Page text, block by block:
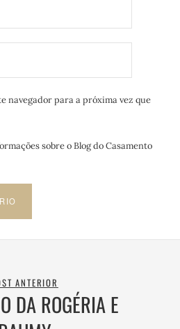
navegador para a próxima vez que
sobre o Blog do Casamento
ANTERIOR
DA ROGÉRIA E